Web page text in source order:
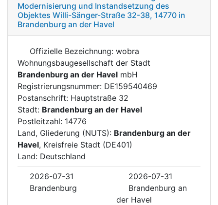
Modernisierung und Instandsetzung des
Objektes Willi-Sänger-Straße 32-38, 14770 in
Brandenburg an der Havel
Offizielle Bezeichnung: wobra
Wohnungsbaugesellschaft der Stadt
Brandenburg an der Havel mbH
Registrierungsnummer: DE159540469
Postanschrift: Hauptstraße 32
Stadt: Brandenburg an der Havel
Postleitzahl: 14776
Land, Gliederung (NUTS): Brandenburg an der
Havel, Kreisfreie Stadt (DE401)
Land: Deutschland
2026-07-31
2026-07-31
Brandenburg
Brandenburg an
der Havel